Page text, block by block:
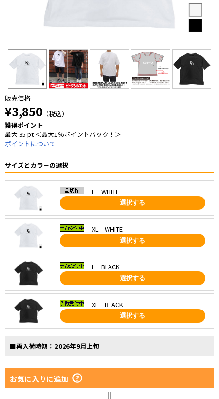
販売価格
¥3,850 （税込）
獲得ポイント
最大 35 pt ＜最大1％ポイントバック！＞
ポイントについて
サイズとカラーの選択
L WHITE
選択する
XL WHITE
選択する
L BLACK
選択する
XL BLACK
選択する
■再入荷時期：2026年9月上旬
お気に入りに追加